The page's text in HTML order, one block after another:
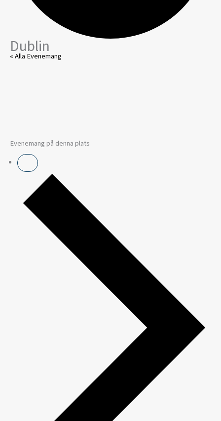
Dublin
« Alla Evenemang
Evenemang på denna plats